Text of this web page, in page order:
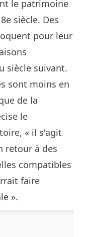
le patrimoine
siècle. Des
pour leur
siècle suivant.
sont moins en
de la
le
« il s'agit
retour à des
compatibles
faire
».